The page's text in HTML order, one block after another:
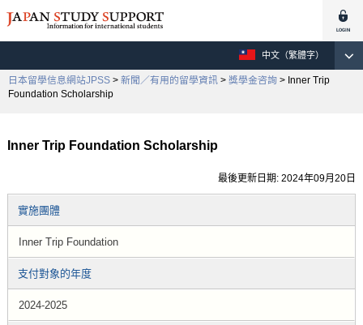
中文（繁體字）
日本留學信息網站JPSS > 新聞／有用的留學資訊 > 獎學金咨詢 > Inner Trip
Foundation Scholarship
Inner Trip Foundation Scholarship
最後更新日期: 2024年09月20日
實施團體
Inner Trip Foundation
支付對象的年度
2024-2025